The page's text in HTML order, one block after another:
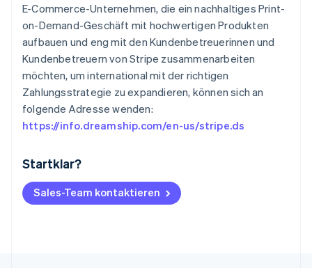
Startklar?
Sales-Team kontaktieren
E-Commerce-Unternehmen, die ein nachhaltiges Print-
on-Demand-Geschäft mit hochwertigen Produkten
aufbauen und eng mit den Kundenbetreuerinnen und
Kundenbetreuern von Stripe zusammenarbeiten
möchten, um international mit der richtigen
Zahlungsstrategie zu expandieren, können sich an
folgende Adresse wenden:
https://info.dreamship.com/en-us/stripe.ds
Australien
Belgien
NederlandsFrançaisDeutschEnglish